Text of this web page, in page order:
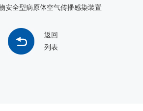
安全型病原体空气传播感染装置
返回
列表